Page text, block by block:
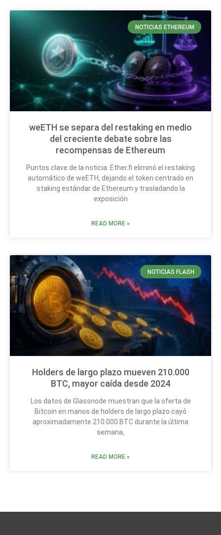
NOTICIAS ETHEREUM
weETH se separa del restaking en medio
del creciente debate sobre las
recompensas de Ethereum
Puntos clave de la noticia: Ether.fi eliminó el restaking
automático de weETH, dejando el token centrado en
staking estándar de Ethereum y trasladando la
exposición
READ MORE »
NOTICIAS FLASH
Holders de largo plazo mueven 210.000
BTC, mayor caída desde 2024
Los datos de Glassnode muestran que la oferta de
Bitcoin en manos de holders de largo plazo cayó
aproximadamente 210.000 BTC durante la última
semana,
READ MORE »